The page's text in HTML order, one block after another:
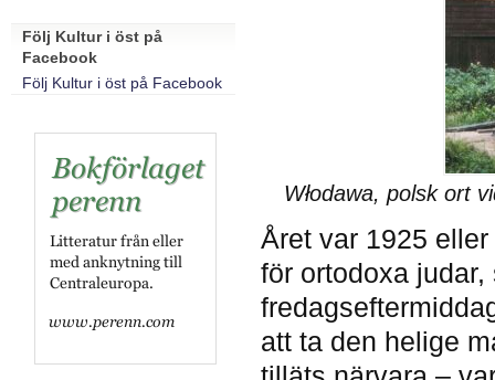
Włodawa, polsk ort
Året var 1925
för ortodoxa
att ta den helige
Följ Kultur i öst på
Facebook
Följ Kultur i öst på Facebook